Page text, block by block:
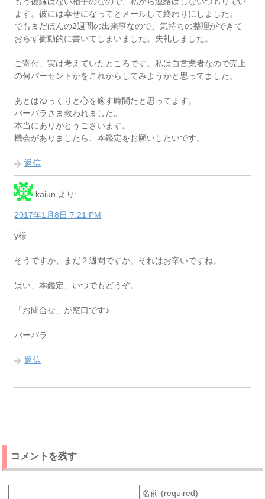
ます。彼には幸せになってとメールして終わりにしました。
でもまだほんの2週間の出来事なので、気持ちの整理ができて
おらず衝動的に書いてしまいました。失礼しました。
ご寄付、実は考えていたところです。私は自営業者なので売上
の何パーセントかをこれからしてみようかと思ってました。
あとはゆっくりと心を癒す時間だと思ってます。
バーバラさま救われました。
本当にありがとうございます。
機会がありましたら、本鑑定をお願いしたいです。
返信
kaiun より:
2017年1月8日 7:21 PM
y様
そうですか、まだ２週間ですか。それはお辛いですね。
はい、本鑑定、いつでもどうぞ。
「お問合せ」が窓口です♪
バーバラ
返信
コメントを残す
名前 (required)